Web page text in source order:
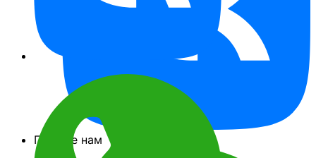
Пишите нам